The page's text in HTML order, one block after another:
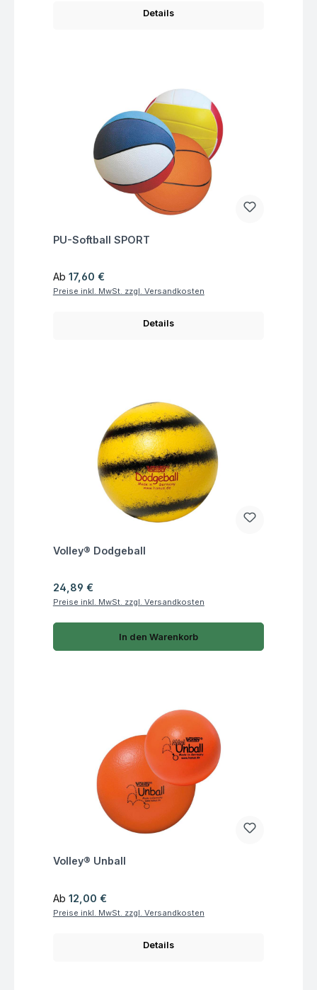
Details
Fragen zum Artikel
PU-Softball SPORT
Regulärer Preis:
Ab 17,60 €
Preise inkl. MwSt. zzgl. Versandkosten
Details
Fragen zum Artikel
Volley® Dodgeball
Regulärer Preis:
24,89 €
Preise inkl. MwSt. zzgl. Versandkosten
In den Warenkorb
Fragen zum Artikel
Volley® Unball
Regulärer Preis:
Ab 12,00 €
Preise inkl. MwSt. zzgl. Versandkosten
Details